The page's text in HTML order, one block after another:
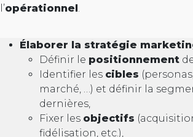
l’opérationnel.
Élaborer la stratégie
Définir le positionnement
Identifier les cibles
marché, …) et définir la
dernières,
Fixer les objectifs
fidélisation, etc.),